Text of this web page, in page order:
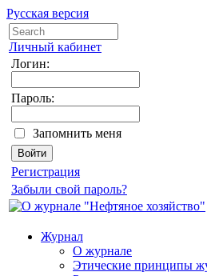
Русская версия
Личный кабинет
Логин:
Пароль:
Запомнить меня
Регистрация
Забыли свой пароль?
Журнал
О журнале
Этические принципы